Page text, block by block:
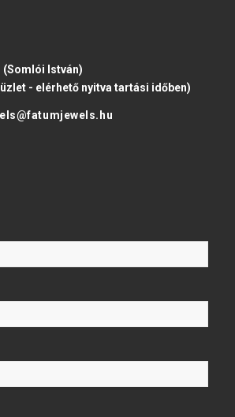
(Somlói István)
- elérhető nyitva tartási időben)